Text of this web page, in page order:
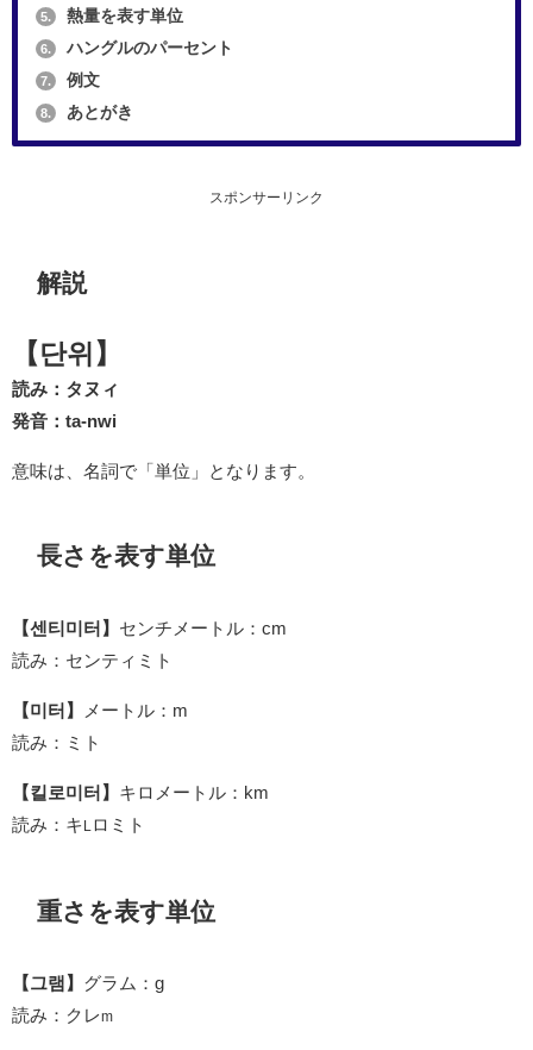
5. 熱量を表す単位
6. ハングルのパーセント
7. 例文
8. あとがき
スポンサーリンク
解説
【단위】
読み：タヌィ
発音：ta-nwi
意味は、名詞で「単位」となります。
長さを表す単位
【센티미터】 センチメートル：cm
読み：センティミト
【미터】
メートル：m
読み：ミト
【킬로미터】 キロメートル：km
読み：キ
ロミト
重さを表す単位
【그램】 グラム：g
読み：クレm